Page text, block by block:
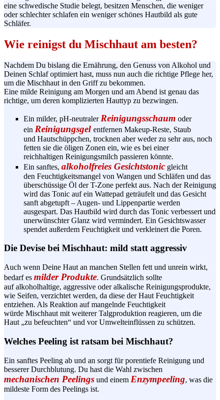
eine schwedische Studie belegt, besitzen Menschen, die weniger
oder schlechter schlafen ein weniger schönes Hautbild als gute
Schläfer.
Wie reinigst du Mischhaut am besten?
Nachdem Du bislang die Ernährung, den Genuss von Alkohol und
Deinen Schlaf optimiert hast, muss nun auch die richtige Pflege her,
um die Mischhaut in den Griff zu bekommen.
Eine milde Reinigung am Morgen und am Abend ist genau das
richtige, um deren komplizierten Hauttyp zu bezwingen.
Ein milder, pH-neutraler Reinigungsschaum oder
ein Reinigungsgel entfernen Makeup-Reste, Staub
und Hautschüppchen, trocknen aber weder zu sehr aus, noch
fetten sie die öligen Zonen ein, wie es bei einer
reichhaltigen Reinigungsmilch passieren könnte.
Ein sanftes, alkoholfreies Gesichtstonic gleicht
den Feuchtigkeitsmangel von Wangen und Schläfen und das
überschüssige Öl derT-Zone perfekt aus. Nach der Reinigung
wird das Tonic auf ein Wattepad geträufelt und das Gesicht
sanft abgetupft – Augen- und Lippenpartie werden
ausgespart. Das Hautbild wird durch das Tonic verbessert und
unerwünschter Glanz wird vermindert. Ein Gesichtswasser
spendet außerdem Feuchtigkeit und verkleinert die Poren.
Die Devise bei Mischhaut: mild statt aggressiv
Auch wenn Deine Haut an manchen Stellen fett und unrein wirkt,
bedarf es milder Produkte. Grundsätzlich sollte
aufalkoholhaltige, aggressive oder alkalische Reinigungsprodukte,
wie Seifen, verzichtet werden, da diese der Haut Feuchtigkeit
entziehen. Als Reaktion auf mangelnde Feuchtigkeit
würde Mischhaut mit weitererTalgproduktion reagieren, um die
Haut „zu befeuchten“ und vor Umwelteinflüssen zu schützen.
Welches Peeling ist ratsam bei Mischhaut?
Ein sanftes Peeling ab und an sorgt fürporentiefe Reinigung und
besserer Durchblutung. Du hast die Wahl zwischen
mechanischen Peelings und einem Enzympeeling, was die
mildeste Form des Peelings ist.